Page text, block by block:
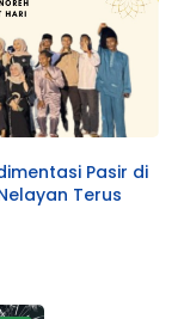
Pasir di
Terus